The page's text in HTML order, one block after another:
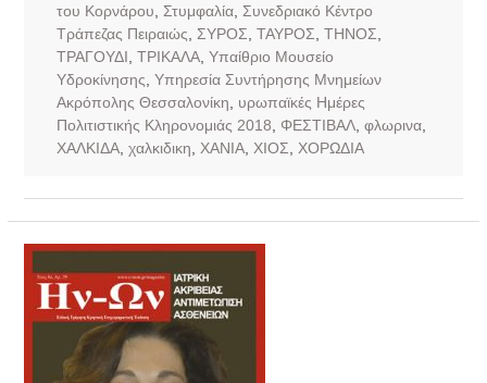
του Κορνάρου
Στυμφαλία, Συνεδριακό Κέντρο
Τράπεζας Πειραιώς
ΣΥΡΟΣ ΤΑΥΡΟΣ ΤΗΝΟΣ
ΤΡΑΓΟΥΔΙ ΤΡΙΚΑΛΑ, Υπαίθριο Μουσείο
Υδροκίνησης Υπηρεσία Συντήρησης Μνημείων
Ακρόπολης Θεσσαλονίκη
υρωπαϊκές Ημέρες
Πολιτιστικής Κληρονομιάς 2018
ΦΕΣΤΙΒΑΛ, φλωρινα,
ΧΑΛΚΙΔΑ, χαλκιδικη ΧΑΝΙΑ, ΧΙΟΣ ΧΟΡΩΔΙΑ